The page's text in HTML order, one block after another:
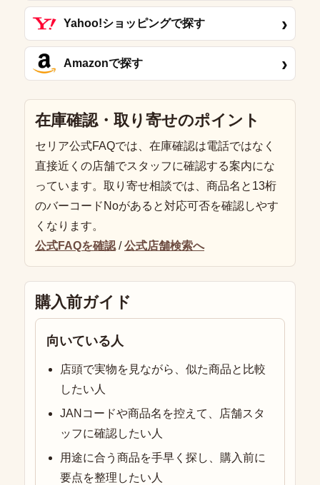
Yahoo!ショッピングで探す ›
Amazonで探す ›
在庫確認・取り寄せのポイント
セリア公式FAQでは、在庫確認は電話ではなく
直接近くの店舗でスタッフに確認する案内にな
っています。取り寄せ相談では、商品名と13桁
のバーコードNoがあると対応可否を確認しやす
くなります。
公式FAQを確認 /公式店舗検索へ
購入前ガイド
向いている人
店頭で実物を見ながら、似た商品と比較
したい人
JANコードや商品名を控えて、店舗スタ
ッフに確認したい人
用途に合う商品を手早く探し、購入前に
要点を整理したい人